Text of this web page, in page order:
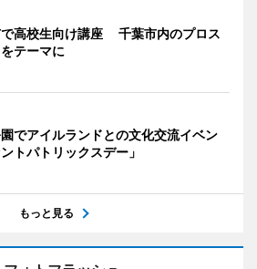
高校生向け講座 千葉市内のプロス
テーマに
でアイルランドとの文化交流イベン
ントパトリックスデー」
もっと見る